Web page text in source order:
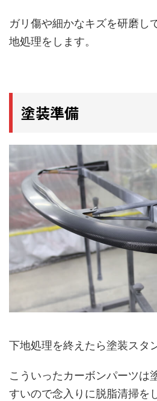
ガリ傷や細かなキズを研磨し
地処理をします。
塗装準備
下地処理を終えたら塗装スタ
こういったカーボンパーツは
すいので念入りに脱脂清掃を